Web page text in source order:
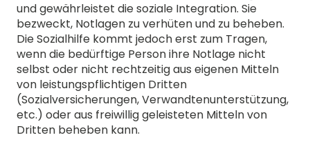
und gewährleistet die soziale Integration. Sie
bezweckt, Notlagen zu verhüten und zu beheben.
Die Sozialhilfe kommt jedoch erst zum Tragen,
wenn die bedürftige Person ihre Notlage nicht
selbst oder nicht rechtzeitig aus eigenen Mitteln
von leistungspflichtigen Dritten
(Sozialversicherungen, Verwandtenunterstützung,
etc.) oder aus freiwillig geleisteten Mitteln von
Dritten beheben kann.